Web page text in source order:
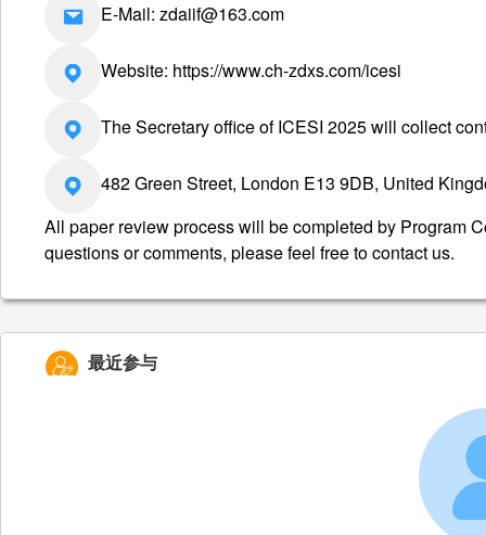
E-Mail: zdaiif@163.com
Website: https://www.ch-zdxs.com/icesi
The Secretary office of ICESI 2025 will collect
482 Green Street, London E13 9DB, United
All paper review process will be completed by Program
questions or comments, please feel free to contact us.
最近参与